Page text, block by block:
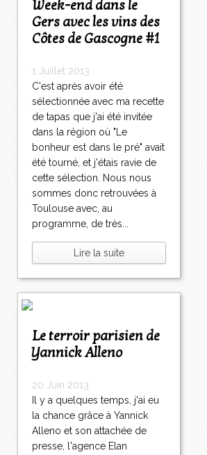
Week-end dans le
Gers avec les vins des
Côtes de Gascogne #1
1 Juillet 2013
C'est après avoir été
sélectionnée avec ma recette
de tapas que j'ai été invitée
dans la région où "Le
bonheur est dans le pré" avait
été tourné, et j'étais ravie de
cette sélection. Nous nous
sommes donc retrouvées à
Toulouse avec, au
programme, de très...
Lire la suite
Le terroir parisien de
Yannick Alleno
20 Juin 2013
Il y a quelques temps, j'ai eu
la chance grâce à Yannick
Alleno et son attachée de
presse, l'agence Elan